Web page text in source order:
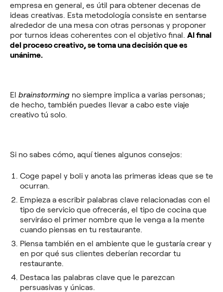
empresa en general, es útil para obtener decenas de
ideas creativas. Esta metodología consiste en sentarse
alrededor de una mesa con otras personas y proponer
por turnos ideas coherentes con el objetivo final. Al final
del proceso creativo, se toma una decisión que es
unánime.
El brainstorming no siempre implica a varias personas;
de hecho, también puedes llevar a cabo este viaje
creativo tú solo.
Si no sabes cómo, aquí tienes algunos consejos:
Coge papel y boli y anota las primeras ideas que se te
ocurran.
Empieza a escribir palabras clave relacionadas con el
tipo de servicio que ofrecerás, el tipo de cocina que
serviráso el primer nombre que le venga a la mente
cuando piensas en tu restaurante.
Piensa también en el ambiente que le gustaría crear y
en por qué sus clientes deberían recordar tu
restaurante.
Destaca las palabras clave que le parezcan
persuasivas y únicas.